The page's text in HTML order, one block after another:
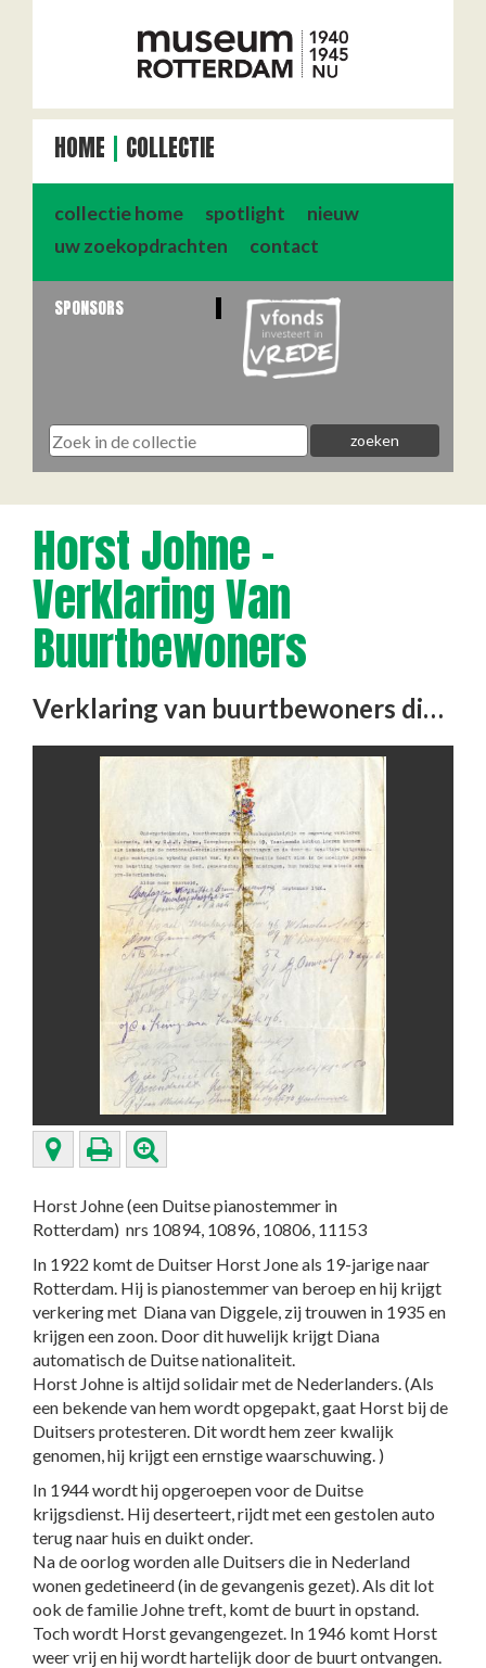
HOME COLLECTIE
collectie home spotlight
nieuw
uw zoekopdrachten
contact
SPONSORS
Horst Johne -
Verklaring Van
Buurtbewoners
Verklaring van buurtbewoners die getuigen van het goede Nederlanderschap van Duitser Horst Johne.
Horst Johne (een Duitse pianostemmer in
Rotterdam) nrs 10894, 10896, 10806, 11153
In 1922 komt de Duitser Horst Jone als 19-jarige naar
Rotterdam. Hij is pianostemmer van beroep en hij krijgt
verkering met Diana van Diggele, zij trouwen in 1935 en
krijgen een zoon. Door dit huwelijk krijgt Diana
automatisch de Duitse nationaliteit.
Horst Johne is altijd solidair met de Nederlanders. (Als
een bekende van hem wordt opgepakt, gaat Horst bij de
Duitsers protesteren. Dit wordt hem zeer kwalijk
genomen, hij krijgt een ernstige waarschuwing. )
In 1944 wordt hij opgeroepen voor de Duitse
krijgsdienst. Hij deserteert, rijdt met een gestolen auto
terug naar huis en duikt onder.
Na de oorlog worden alle Duitsers die in Nederland
wonen gedetineerd (in de gevangenis gezet). Als dit lot
ook de familie Johne treft, komt de buurt in opstand.
Toch wordt Horst gevangengezet. In 1946 komt Horst
weer vrij en hij wordt hartelijk door de buurt ontvangen.